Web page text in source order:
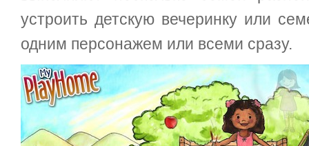
устроить детскую вечеринку или
одним персонажем или всеми сразу.